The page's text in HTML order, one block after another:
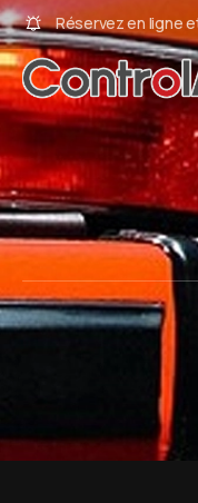
Réservez en ligne